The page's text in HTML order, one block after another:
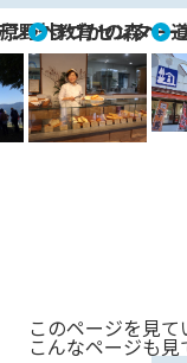
vi
o
u
s
ン野外教育センター
うづかの森ベ
このページを見て
こんなページも見